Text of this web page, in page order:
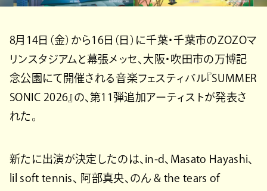
8月14日（金）から16日（日）に千葉・千葉市のZOZOマ
リンスタジアムと幕張メッセ、大阪・吹田市の万博記
念公園にて開催される音楽フェスティバル『SUMMER
SONIC 2026』の、第11弾追加アーティストが発表さ
れた。
新たに出演が決定したのは、in-d、Masato Hayashi、
lil soft tennis、 阿部真央、のん & the tears of